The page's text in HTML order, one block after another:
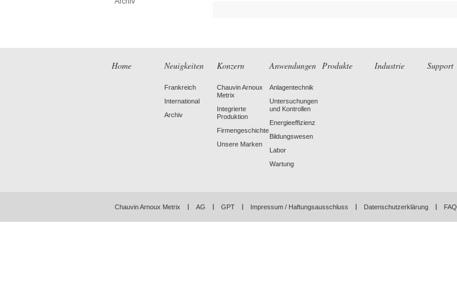
Home Neuigkeiten
Frankreich
International
Archiv
Konzern
Chauvin Arnoux
Metrix
Integrierte
Produktion
Firmengeschichte
Unsere Marken
Anwendungen
Anlagentechnik
Untersuchungen
und Kontrollen
Energieeffizienz
Bildungswesen
Labor
Wartung
Produkte Industrie Support
Chauvin Arnoux Metrix AG GPT Impressum / Haftungsausschluss Datenschutzerklärung FAQ